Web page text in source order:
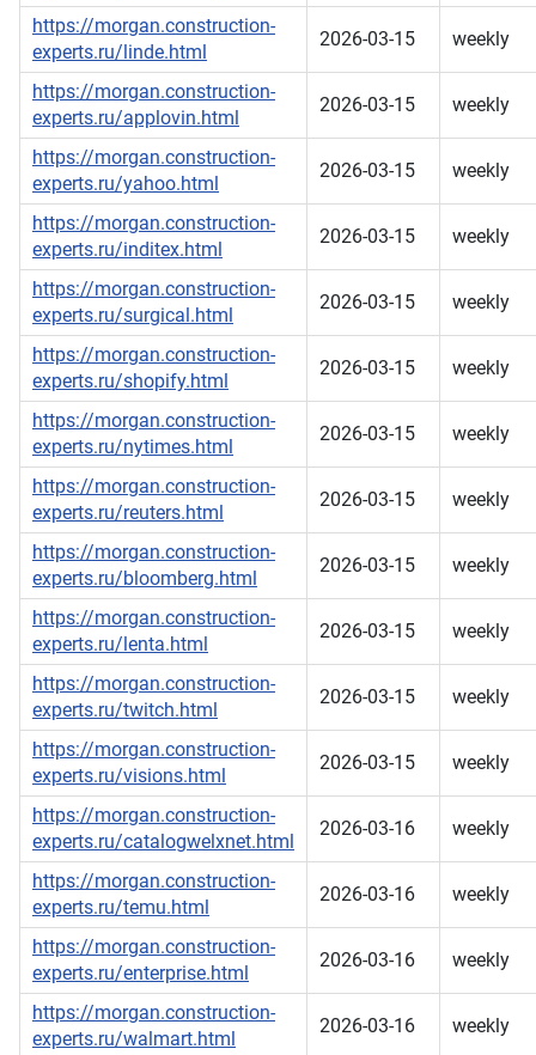
https://morgan.construction-
experts.ru/linde.html
2026-03-15 weekly
https://morgan.construction-
experts.ru/applovin.html
2026-03-15 weekly
https://morgan.construction-
experts.ru/yahoo.html
2026-03-15 weekly
https://morgan.construction-
experts.ru/inditex.html
2026-03-15 weekly
https://morgan.construction-
experts.ru/surgical.html
2026-03-15 weekly
https://morgan.construction-
experts.ru/shopify.html
2026-03-15 weekly
https://morgan.construction-
experts.ru/nytimes.html
2026-03-15 weekly
https://morgan.construction-
experts.ru/reuters.html
2026-03-15 weekly
https://morgan.construction-
experts.ru/bloomberg.html
2026-03-15 weekly
https://morgan.construction-
experts.ru/lenta.html
2026-03-15 weekly
https://morgan.construction-
experts.ru/twitch.html
2026-03-15 weekly
https://morgan.construction-
experts.ru/visions.html
2026-03-15 weekly
https://morgan.construction-
experts.ru/catalogwelxnet.html
2026-03-16 weekly
https://morgan.construction-
experts.ru/temu.html
2026-03-16 weekly
https://morgan.construction-
experts.ru/enterprise.html
2026-03-16 weekly
https://morgan.construction-
experts.ru/walmart.html
2026-03-16 weekly